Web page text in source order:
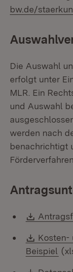
bw.de/
Die Auswahl
erfolgt unter
MLR. Ein
und Auswahl
werden nach
benachrichtigt
Kosten-
Beispiel